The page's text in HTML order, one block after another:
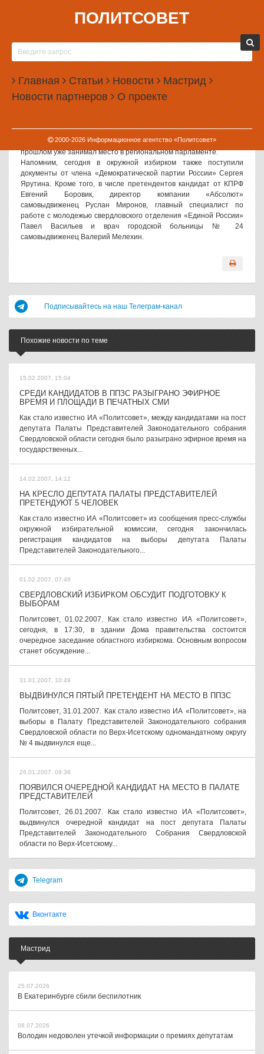
ПОЛИТСОВЕТ
Главная Статьи Новости Мастрид
Новости партнеров О проекте
2000-2026Информационное агентство «Политсовет»
31.01.2007, 16:00
В ППЗС ХОТЯТ ПОПАСТЬ УЖЕ ШЕСТЬ
ЧЕЛОВЕК
Политсовет, 31.01.2007. Как сообщили ИА «Политсовет» в пресс-
службе Свердловской окружной избирательной комиссии, на
кресло депутата Палаты Представителей Законодательного
собрания Свердловской области теперь претендуют шесть
человек.
От лица ЛДПР кандидатом стал Геннадий Тверитинов, который в
прошлом уже занимал место в региональном парламенте.
Напомним, сегодня в окружной избирком также поступили
документы от члена «Демократической партии России» Сергея
Ярутина. Кроме того, в числе претендентов кандидат от КПРФ
Евгений Боровик, директор компании «Абсолют»
самовыдвиженец Руслан Миронов, главный специалист по
работе с молодежью свердловского отделения «Единой России»
Павел Васильев и врач городской больницы № 24
самовыдвиженец Валерий Мелехин.
Подписывайтесь на наш Телеграм-канал
Похожие новости по теме
15.02.2007, 15:04
СРЕДИ КАНДИДАТОВ В ППЗС РАЗЫГРАНО ЭФИРНОЕ
ВРЕМЯ И ПЛОЩАДИ В ПЕЧАТНЫХ СМИ
Как стало известно ИА «Политсовет», между кандидатами на пост
депутата Палаты Представителей Законодательного собрания
Свердловской области сегодня было разыграно эфирное время на
государственных...
14.02.2007, 14:12
НА КРЕСЛО ДЕПУТАТА ПАЛАТЫ ПРЕДСТАВИТЕЛЕЙ
ПРЕТЕНДУЮТ 5 ЧЕЛОВЕК
Как стало известно ИА «Политсовет» из сообщения пресс-службы
окружной избирательной комиссии, сегодня закончилась
регистрация кандидатов на выборы депутата Палаты
Представителей Законодательного...
01.02.2007, 07:48
СВЕРДЛОВСКИЙ ИЗБИРКОМ ОБСУДИТ ПОДГОТОВКУ К
ВЫБОРАМ
Политсовет, 01.02.2007. Как стало известно ИА «Политсовет»,
сегодня, в 17:30, в здании Дома правительства состоится
очередное заседание областного избиркома. Основным вопросом
станет обсуждение...
31.01.2007, 10:49
ВЫДВИНУЛСЯ ПЯТЫЙ ПРЕТЕНДЕНТ НА МЕСТО В ППЗС
Политсовет, 31.01.2007. Как стало известно ИА «Политсовет», на
выборы в Палату Представителей Законодательного собрания
Свердловской области по Верх-Исетскому одномандатному округу
№ 4 выдвинулся еще...
26.01.2007, 09:38
ПОЯВИЛСЯ ОЧЕРЕДНОЙ КАНДИДАТ НА МЕСТО В ПАЛАТЕ
ПРЕДСТАВИТЕЛЕЙ
Политсовет, 26.01.2007. Как стало известно ИА «Политсовет»,
выдвинулся очередной кандидат на пост депутата Палаты
Представителей Законодательного Собрания Свердловской
области по Верх-Исетскому...
Telegram
Вконтакте
Мастрид
25.07.2026
В Екатеринбурге сбили беспилотник
08.07.2026
Володин недоволен утечкой информации о премиях депутатам